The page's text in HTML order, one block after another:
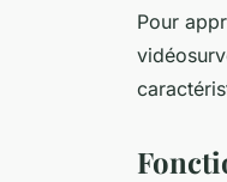
Pour